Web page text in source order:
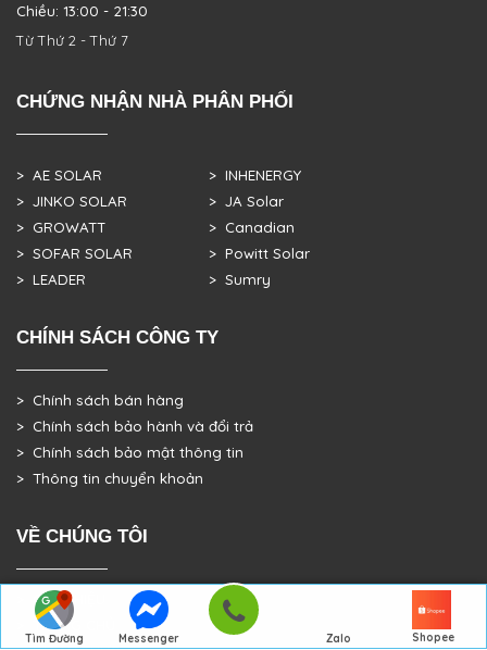
Tìm Đường
Messenger Zalo Shopee
Chiều: 13:00 - 21:30
Từ Thứ 2 - Thứ 7
CHỨNG NHẬN NHÀ PHÂN PHỐI
> AE SOLAR
> JINKO SOLAR
> GROWATT
> SOFAR SOLAR
> LEADER
> INHENERGY
> JA Solar
> Canadian
> Powitt Solar
> Sumry
CHÍNH SÁCH CÔNG TY
> Chính sách bán hàng
> Chính sách bảo hành và đổi trả
> Chính sách bảo mật thông tin
> Thông tin chuyển khoản
VỀ CHÚNG TÔI
> GIỚI THIỆU
> TRANG CHỦ